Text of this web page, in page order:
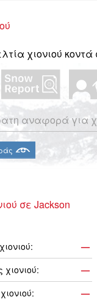
χιονιού κοντά
αναφορά για
σε Jackson
—
—
—